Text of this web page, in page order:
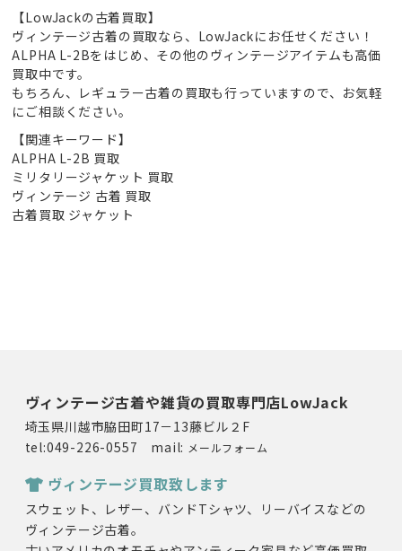
【LowJackの古着買取】
ヴィンテージ古着の買取なら、LowJackにお任せください！
ALPHA L-2Bをはじめ、その他のヴィンテージアイテムも高価
買取中です。
もちろん、レギュラー古着の買取も行っていますので、お気軽
にご相談ください。
【関連キーワード】
ALPHA L-2B 買取
ミリタリージャケット 買取
ヴィンテージ 古着 買取
古着買取 ジャケット
ヴィンテージ古着や雑貨の買取専門店LowJack
埼玉県川越市脇田町17－13藤ビル２F
tel:049-226-0557 mail: メールフォーム
ヴィンテージ買取致します
スウェット、レザー、バンドTシャツ、リーバイスなどの
ヴィンテージ古着。